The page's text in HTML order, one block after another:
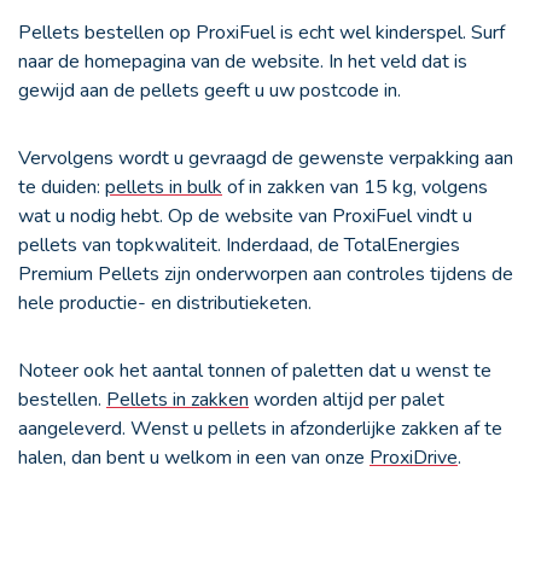
Pellets bestellen op ProxiFuel is echt wel kinderspel. Surf
naar de homepagina van de website. In het veld dat is
gewijd aan de pellets geeft u uw postcode in.
Vervolgens wordt u gevraagd de gewenste verpakking aan
te duiden: pellets in bulk of in zakken van 15 kg, volgens
wat u nodig hebt. Op de website van ProxiFuel vindt u
pellets van topkwaliteit. Inderdaad, de TotalEnergies
Premium Pellets zijn onderworpen aan controles tijdens de
hele productie- en distributieketen.
Noteer ook het aantal tonnen of paletten dat u wenst te
bestellen. Pellets in zakken worden altijd per palet
aangeleverd. Wenst u pellets in afzonderlijke zakken af te
halen, dan bent u welkom in een van onze ProxiDrive.